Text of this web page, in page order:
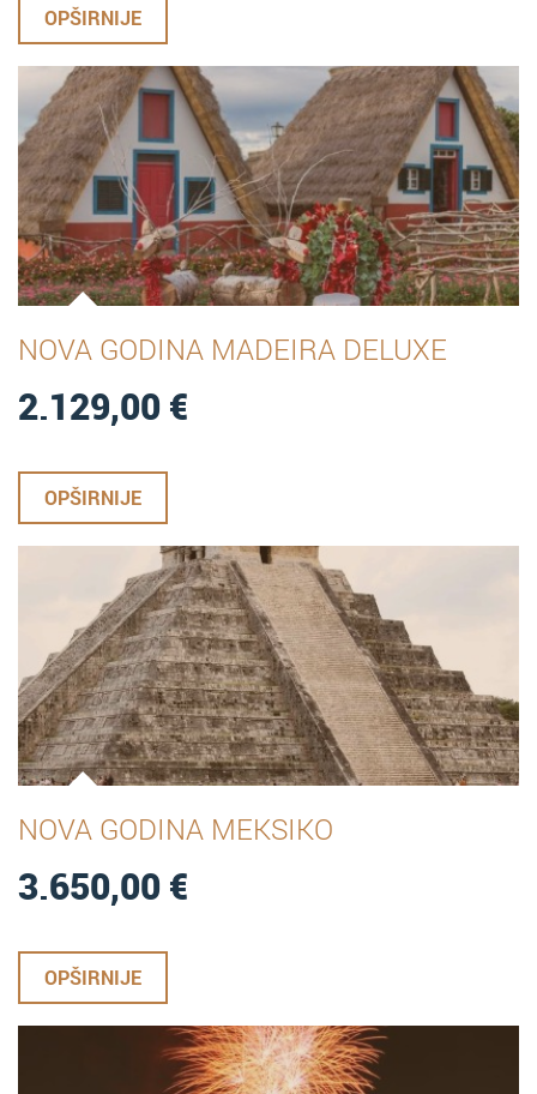
OPŠIRNIJE
NOVA GODINA MADEIRA DELUXE
2.129,00€
OPŠIRNIJE
NOVA GODINA MEKSIKO
3.650,00€
OPŠIRNIJE